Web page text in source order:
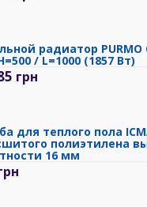
радиатор PURMO
/ L=1000 (1857 Вт)
грн
для теплого пола
полиэтилена
16 мм